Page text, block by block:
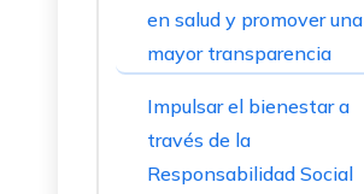
en salud y promover una
mayor transparencia
Impulsar el bienestar a
través de la
Responsabilidad Social